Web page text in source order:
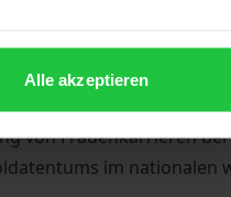
Alle akzeptieren
Sozialwissenschaften
Der
von Frauenkarrieren
im nationalen